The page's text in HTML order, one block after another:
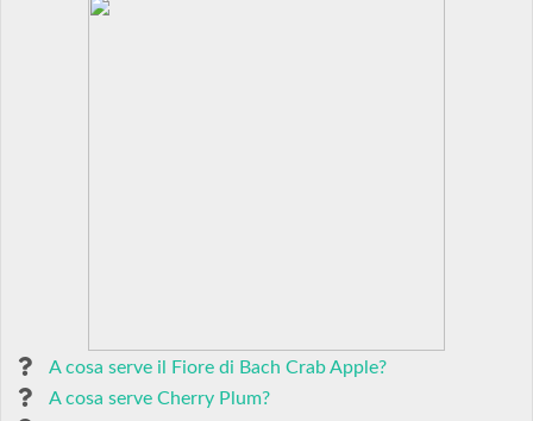
A cosa serve il Fiore di Bach Crab Apple?
A cosa serve Cherry Plum?